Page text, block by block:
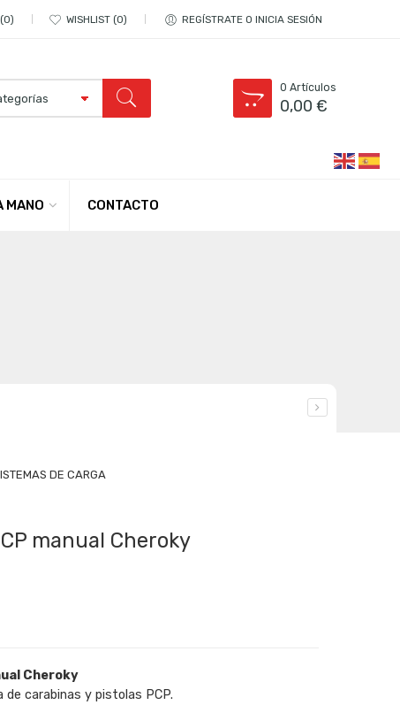
0 WISHLIST 0 REGÍSTRATE O INICIA SESIÓN
0 Artículos
0,00€
MANO CONTACTO
DE CARGA
manual Cheroky
Cheroky
de carabinas y pistolas PCP.